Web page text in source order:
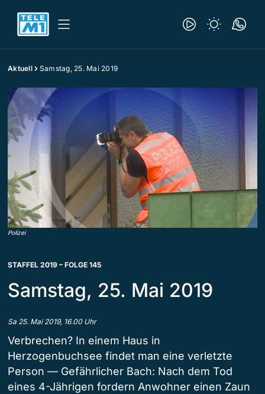
Aktuell Samstag, 25. Mai 2019
Polizei
STAFFEL 2019 – FOLGE 145
Samstag, 25. Mai 2019
Sa 25. Mai 2019, 16.00 Uhr
Verbrechen? In einem Haus in
Herzogenbuchsee findet man eine verletzte
Person — Gefährlicher Bach: Nach dem Tod
eines 4-Jährigen fordern Anwohner einen Zaun